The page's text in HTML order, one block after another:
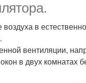
в
вентиляции,
в двух комнатах